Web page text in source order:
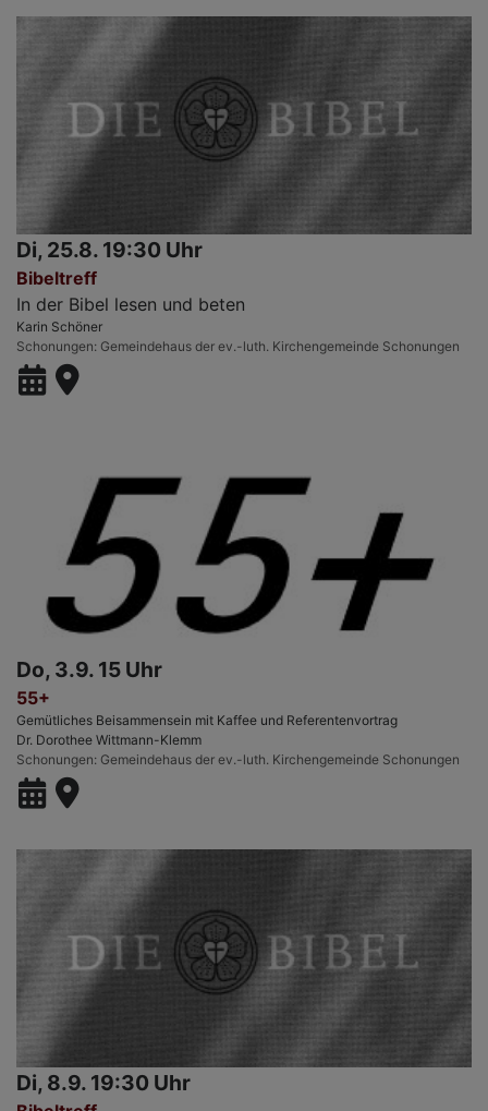
Di, 25.8. 19:30 Uhr
Bibeltreff
In der Bibel lesen und beten
Karin Schöner
Schonungen Gemeindehaus der ev.-luth. Kirchengemeinde Schonungen
Do, 3.9. 15 Uhr
55+
Gemütliches Beisammensein mit Kaffee und Referentenvortrag
Dr. Dorothee Wittmann-Klemm
Schonungen Gemeindehaus der ev.-luth. Kirchengemeinde Schonungen
Di, 8.9. 19:30 Uhr